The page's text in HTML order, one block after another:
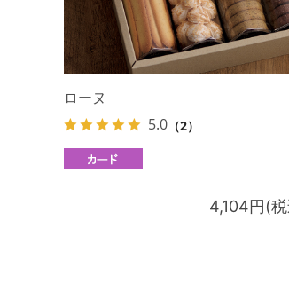
ローヌ
5.0 （2）
4,104円(